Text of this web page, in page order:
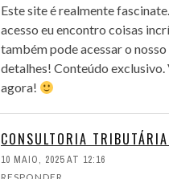
Este site é realmente
acesso eu encontro coisas
também pode acessar o
detalhes! Conteúdo exclusivo.
agora!
CONSULTORIA
10 MAIO, 2025 AT 12:16